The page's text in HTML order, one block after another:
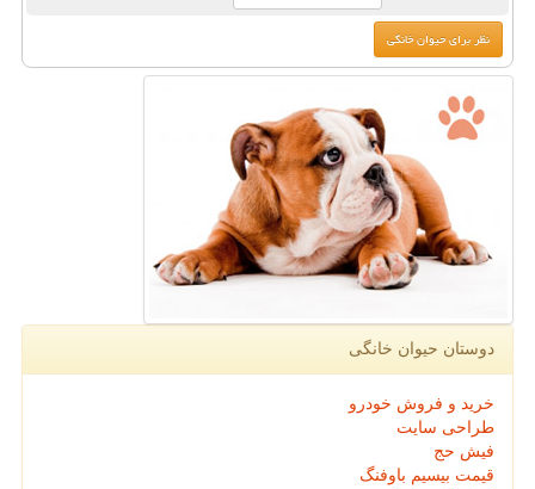
دوستان حیوان خانگی
خرید و فروش خودرو
طراحی سایت
فیش حج
قیمت بیسیم باوفنگ